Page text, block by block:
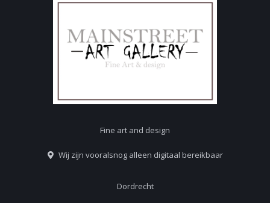
Fine art and design
Wij zijn vooralsnog alleen digitaal bereikbaar
Dordrecht